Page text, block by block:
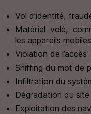
Vol d’identité,
Matériel volé,
les appareils mobiles
Violation de l’accès
Sniffing du mot de
Infiltration du
Dégradation du site
Exploitation des